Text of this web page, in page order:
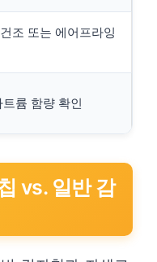
조 또는 에어프라잉
륨 함량 확인
vs. 일반 감